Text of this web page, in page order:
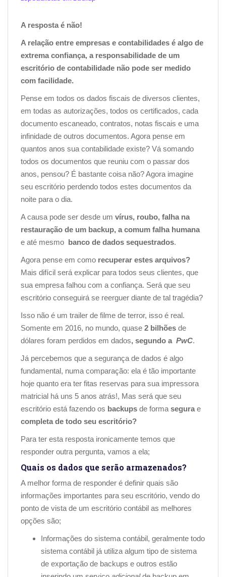
A resposta é não!
A relação entre empresas e contabilidades é algo de
extrema confiança, a responsabilidade de um
escritório de contabilidade não pode ser medido
com facilidade.
Pense em todos os dados fiscais de diversos clientes,
em todas as autorizações, todos os certificados, cada
documento escaneado, contratos, notas fiscais e uma
infinidade de outros documentos. Agora pense em
quantos anos sua contabilidade existe? Vá somando
todos os documentos que reuniu com o passar dos
anos, pensou? É bastante coisa não? Agora imagine
seu escritório perdendo todos estes documentos da
noite para o dia.
A causa pode ser desde um vírus, roubo, falha na
restauração de um backup, a comum falha humana
e até mesmo banco de dados sequestrados.
Agora pense em como recuperar estes arquivos?
Mais difícil será explicar para todos seus clientes, que
sua empresa falhou com a confiança. Será que seu
escritório conseguirá se reerguer diante de tal tragédia?
Isso não é um trailer de filme de terror, isso é real.
Somente em 2016, no mundo, quase 2 bilhões de
dólares foram perdidos em dados, segundo a PwC.
Já percebemos que a segurança de dados é algo
fundamental, numa comparação: ela é tão importante
hoje quanto era ter fitas reservas para sua impressora
matricial há uns 5 anos atrás!, Mas será que seu
escritório está fazendo os backups de forma segura e
completa de todo seu escritório?
Para ter esta resposta ironicamente temos que
responder outra pergunta, vamos a ela;
Quais os dados que serão armazenados?
A melhor forma de responder é definir quais são
informações importantes para seu escritório, vendo do
ponto de vista de um escritório contábil as melhores
opções são;
Informações do sistema contábil, geralmente todo
sistema contábil já utiliza algum tipo de sistema
de exportação de backups e outros estão